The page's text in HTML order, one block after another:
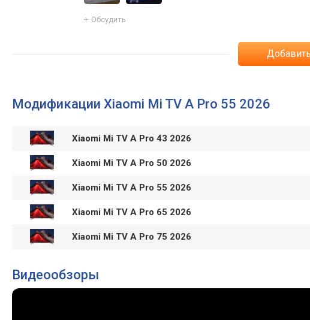
Обсудить
Модификации Xiaomi Mi TV A Pro 55 2026
Xiaomi Mi TV A Pro 43 2026
Xiaomi Mi TV A Pro 50 2026
Xiaomi Mi TV A Pro 55 2026
Xiaomi Mi TV A Pro 65 2026
Xiaomi Mi TV A Pro 75 2026
Видеообзоры